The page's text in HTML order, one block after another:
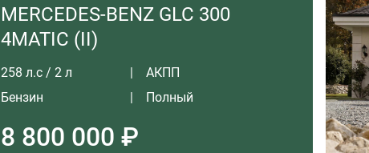
MERCEDES-BENZ GLC 300
4MATIC (II)
258 л.с / 2 л
АКПП
Бензин
Полный
8 800 000 ₽